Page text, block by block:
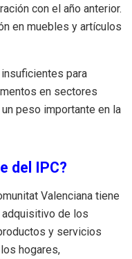
con el año anterior.
en muebles y artículos
para
en sectores
peso importante en la
del IPC?
Valenciana tiene
de los
y servicios
hogares,